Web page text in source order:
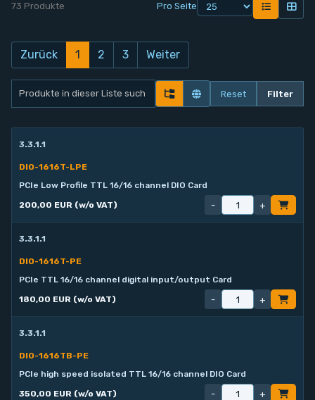
73 Produkte Pro Seite
Zurück 1 2 3 Weiter
Reset Filter
3.3.1.1
DIO-1616T-LPE
PCIe Low Profile TTL 16/16 channel DIO Card
200,00 EUR (w/o VAT)
- +
3.3.1.1
DIO-1616T-PE
PCIe TTL 16/16 channel digital input/output Card
180,00 EUR (w/o VAT)
- +
3.3.1.1
DIO-1616TB-PE
PCIe high speed isolated TTL 16/16 channel DIO Card
350,00 EUR (w/o VAT)
- +